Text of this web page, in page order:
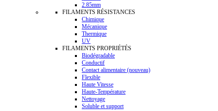
2.85mm
FILAMENTS RÉSISTANCES
Chimique
Mécanique
Thermique
UV
FILAMENTS PROPRIÉTÉS
Biodégradable
Conductif
Contact alimentaire (nouveau)
Flexible
Haute Vitesse
Haute-Température
Nettoyage
Soluble et support